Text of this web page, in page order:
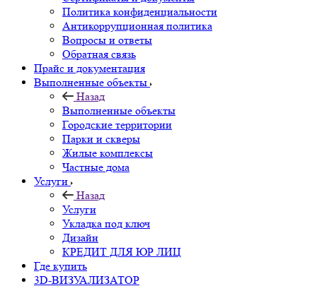
Политика конфиденциальности
Антикоррупционная политика
Вопросы и ответы
Обратная связь
Прайс и документация
Выполненные объекты
Назад
Выполненные объекты
Городские территории
Парки и скверы
Жилые комплексы
Частные дома
Услуги
Назад
Услуги
Укладка под ключ
Дизайн
КРЕДИТ ДЛЯ ЮР ЛИЦ
Где купить
3D-ВИЗУАЛИЗАТОР